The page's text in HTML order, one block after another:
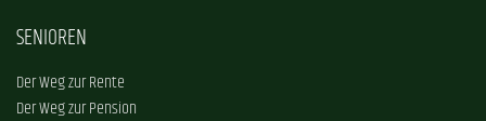
SENIOREN
Der Weg zur Rente
Der Weg zur Pension